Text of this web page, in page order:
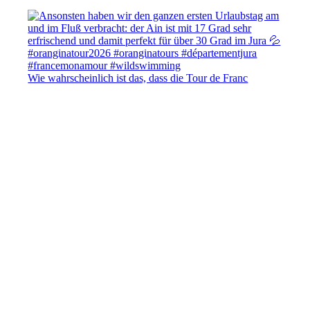
Wie wahrscheinlich ist das, dass die Tour de Franc